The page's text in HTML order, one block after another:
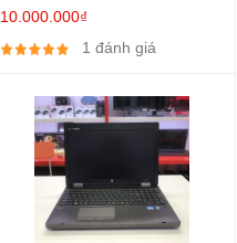
14 Inch FHD, HD Graphics 620
10.000.000₫
1 đánh giá